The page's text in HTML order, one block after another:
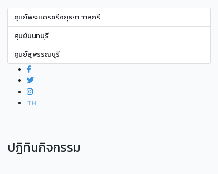
ศูนย์พระนครศรีอยุธยา วาสุกรี
ศูนย์นนทบุรี
ศูนย์สุพรรณบุรี
TH
ปฏิทินกิจกรรม